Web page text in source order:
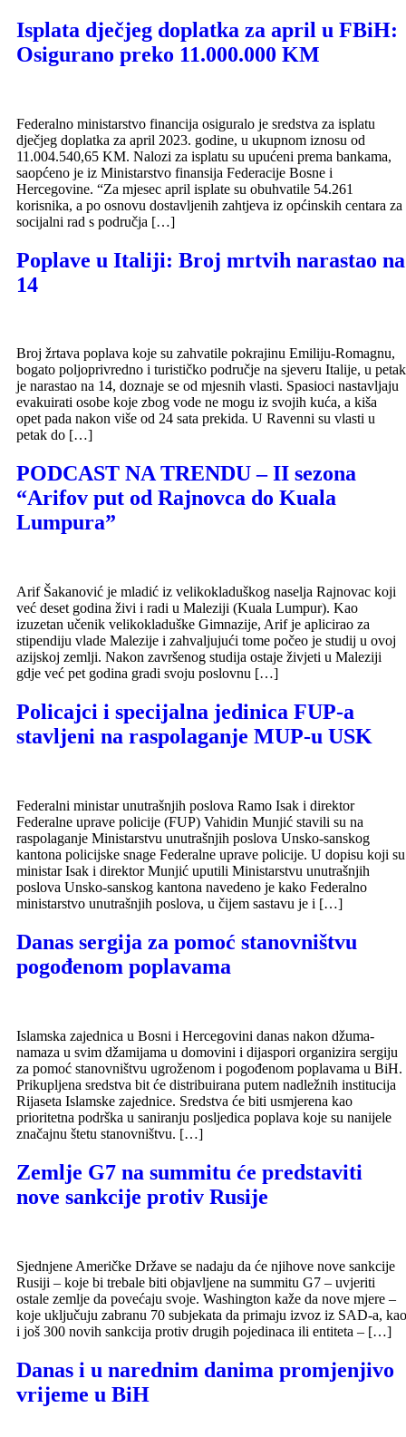
Isplata dječjeg doplatka za april u FBiH:
Osigurano preko 11.000.000 KM
Federalno ministarstvo financija osiguralo je sredstva za isplatu
dječjeg doplatka za april 2023. godine, u ukupnom iznosu od
11.004.540,65 KM. Nalozi za isplatu su upućeni prema bankama,
saopćeno je iz Ministarstvo finansija Federacije Bosne i
Hercegovine. “Za mjesec april isplate su obuhvatile 54.261
korisnika, a po osnovu dostavljenih zahtjeva iz općinskih centara za
socijalni rad s područja […]
Poplave u Italiji: Broj mrtvih narastao na
14
Broj žrtava poplava koje su zahvatile pokrajinu Emiliju-Romagnu,
bogato poljoprivredno i turističko područje na sjeveru Italije, u petak
je narastao na 14, doznaje se od mjesnih vlasti. Spasioci nastavljaju
evakuirati osobe koje zbog vode ne mogu iz svojih kuća, a kiša
opet pada nakon više od 24 sata prekida. U Ravenni su vlasti u
petak do […]
PODCAST NA TRENDU – II sezona
“Arifov put od Rajnovca do Kuala
Lumpura”
Arif Šakanović je mladić iz velikokladuškog naselja Rajnovac koji
već deset godina živi i radi u Maleziji (Kuala Lumpur). Kao
izuzetan učenik velikokladuške Gimnazije, Arif je aplicirao za
stipendiju vlade Malezije i zahvaljujući tome počeo je studij u ovoj
azijskoj zemlji. Nakon završenog studija ostaje živjeti u Maleziji
gdje već pet godina gradi svoju poslovnu […]
Policajci i specijalna jedinica FUP-a
stavljeni na raspolaganje MUP-u USK
Federalni ministar unutrašnjih poslova Ramo Isak i direktor
Federalne uprave policije (FUP) Vahidin Munjić stavili su na
raspolaganje Ministarstvu unutrašnjih poslova Unsko-sanskog
kantona policijske snage Federalne uprave policije. U dopisu koji su
ministar Isak i direktor Munjić uputili Ministarstvu unutrašnjih
poslova Unsko-sanskog kantona navedeno je kako Federalno
ministarstvo unutrašnjih poslova, u čijem sastavu je i […]
Danas sergija za pomoć stanovništvu
pogođenom poplavama
Islamska zajednica u Bosni i Hercegovini danas nakon džuma-
namaza u svim džamijama u domovini i dijaspori organizira sergiju
za pomoć stanovništvu ugroženom i pogođenom poplavama u BiH.
Prikupljena sredstva bit će distribuirana putem nadležnih institucija
Rijaseta Islamske zajednice. Sredstva će biti usmjerena kao
prioritetna podrška u saniranju posljedica poplava koje su nanijele
značajnu štetu stanovništvu. […]
Zemlje G7 na summitu će predstaviti
nove sankcije protiv Rusije
Sjednjene Američke Države se nadaju da će njihove nove sankcije
Rusiji – koje bi trebale biti objavljene na summitu G7 – uvjeriti
ostale zemlje da povećaju svoje. Washington kaže da nove mjere –
koje uključuju zabranu 70 subjekata da primaju izvoz iz SAD-a, kao
i još 300 novih sankcija protiv drugih pojedinaca ili entiteta – […]
Danas i u narednim danima promjenjivo
vrijeme u BiH